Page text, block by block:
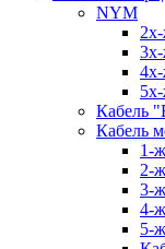
NYM
Кабель
Кабель
1-
2-
3-
4-
5-